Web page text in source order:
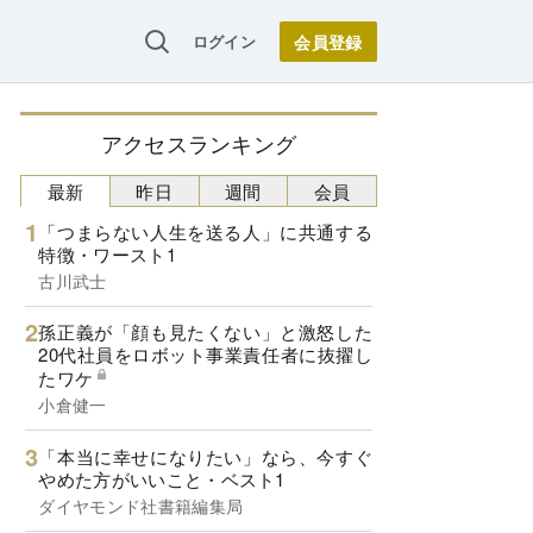
ログイン
アクセスランキング
最新
「つまらない人生を送る人」に共通する
特徴・ワースト1
古川武士
孫正義が「顔も見たくない」と激怒した
20代社員をロボット事業責任者に抜擢し
たワケ
小倉健一
「本当に幸せになりたい」なら、今すぐ
やめた方がいいこと・ベスト1
ダイヤモンド社書籍編集局
昨日 週間 会員